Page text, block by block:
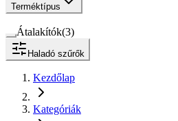
Terméktípus
Átalakítók(3)
Haladó szűrők
Kezdőlap
Kategóriák